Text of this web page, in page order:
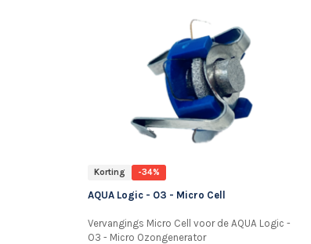
Korting -34%
AQUA Logic - O3 - Micro Cell
Vervangings Micro Cell voor de AQUA Logic -
O3 - Micro Ozongenerator